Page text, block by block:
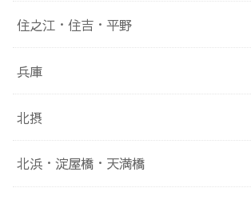
住之江・住吉・平野
兵庫
北摂
北浜・淀屋橋・天満橋